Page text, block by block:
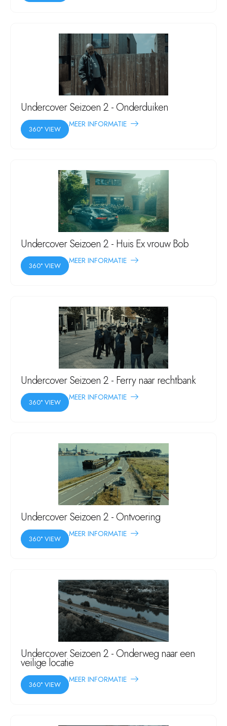
Undercover Seizoen 2 - Onderduiken
360° VIEW
MEER INFORMATIE
Undercover Seizoen 2 - Huis Ex vrouw Bob
360° VIEW
MEER INFORMATIE
Undercover Seizoen 2 - Ferry naar rechtbank
360° VIEW
MEER INFORMATIE
Undercover Seizoen 2 - Ontvoering
360° VIEW
MEER INFORMATIE
Undercover Seizoen 2 - Onderweg naar een
veilige locatie
360° VIEW
MEER INFORMATIE